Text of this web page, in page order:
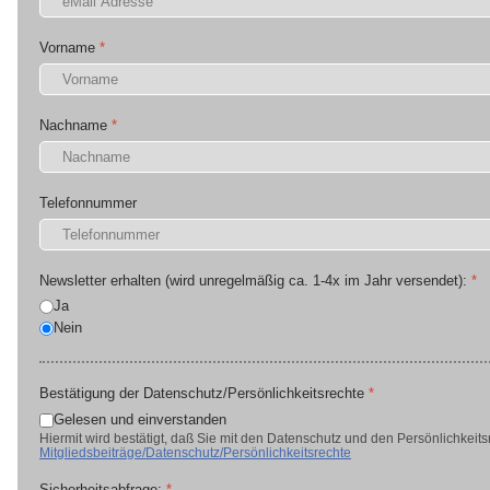
Vorname *
Nachname *
Telefonnummer
Newsletter erhalten (wird unregelmäßig ca. 1-4x im Jahr versendet): *
Ja
Nein
Bestätigung der Datenschutz/Persönlichkeitsrechte *
Gelesen und einverstanden
Hiermit wird bestätigt, daß Sie mit den Datenschutz und den
Mitgliedsbeiträge/Datenschutz/Persönlichkeitsrechte